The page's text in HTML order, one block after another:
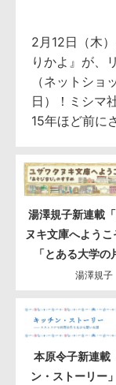
2月12日（木
りかよ』が、
（ネットシ
日）！ミシマ
15年ほど前に
湯澤規子新連載
ヌキ文庫へようこ
「とある大学の
湯澤規子
本原令子新連載
ン・ストーリー